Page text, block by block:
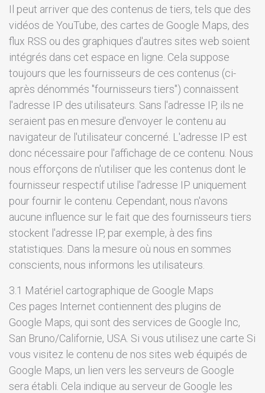
Il peut arriver que des contenus de tiers, tels que des
vidéos de YouTube, des cartes de Google Maps, des
flux RSS ou des graphiques d'autres sites web soient
intégrés dans cet espace en ligne. Cela suppose
toujours que les fournisseurs de ces contenus (ci-
après dénommés "fournisseurs tiers") connaissent
l'adresse IP des utilisateurs. Sans l'adresse IP, ils ne
seraient pas en mesure d'envoyer le contenu au
navigateur de l'utilisateur concerné. L'adresse IP est
donc nécessaire pour l'affichage de ce contenu. Nous
nous efforçons de n'utiliser que les contenus dont le
fournisseur respectif utilise l'adresse IP uniquement
pour fournir le contenu. Cependant, nous n'avons
aucune influence sur le fait que des fournisseurs tiers
stockent l'adresse IP, par exemple, à des fins
statistiques. Dans la mesure où nous en sommes
conscients, nous informons les utilisateurs.
3.1 Matériel cartographique de Google Maps
Ces pages Internet contiennent des plugins de
Google Maps, qui sont des services de Google Inc,
San Bruno/Californie, USA. Si vous utilisez une carte Si
vous visitez le contenu de nos sites web équipés de
Google Maps, un lien vers les serveurs de Google
sera établi. Cela indique au serveur de Google les